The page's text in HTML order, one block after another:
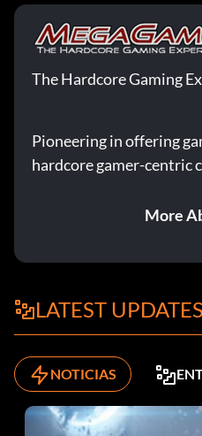
The Hardcore Gaming
Pioneering in offering
hardcore gamer-centric
More
LATEST UPDATES
NOTICIAS